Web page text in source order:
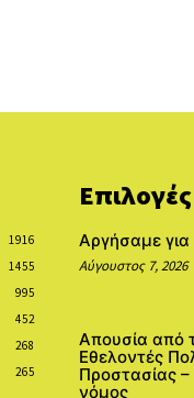
1916
1455
995
452
268
265
Αργήσαμε
Αύγουστος 7, 2026
Απουσία από
Εθελοντές
Προστασίας –
νόμος